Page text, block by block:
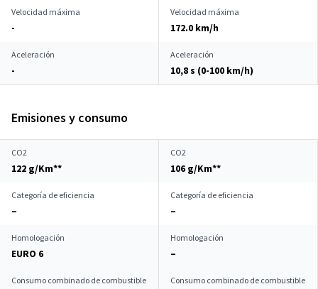
Velocidad máxima
-
Velocidad máxima
172.0 km/h
Aceleración
-
Aceleración
10,8 s (0-100 km/h)
Emisiones y consumo
CO2
122 g/Km**
CO2
106 g/Km**
Categoría de eficiencia
–
Categoría de eficiencia
–
Homologación
EURO 6
Homologación
–
Consumo combinado de combustible Consumo combinado de combustible